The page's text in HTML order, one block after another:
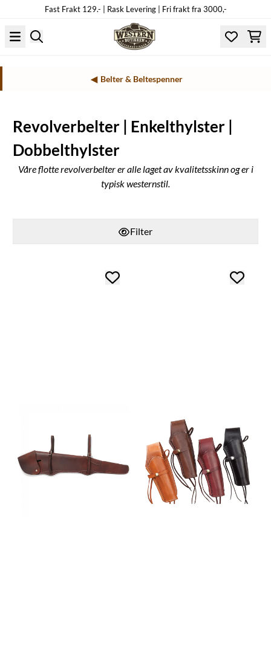
Hopp til innholdFast Frakt 129.- | Rask Levering | Fri frakt fra 3000,-
Belter & Beltespenner
Revolverbelter | Enkelthylster |
Dobbelthylster
Våre flotte revolverbelter er alle laget av kvalitetsskinn og er i
typisk westernstil.
Filter